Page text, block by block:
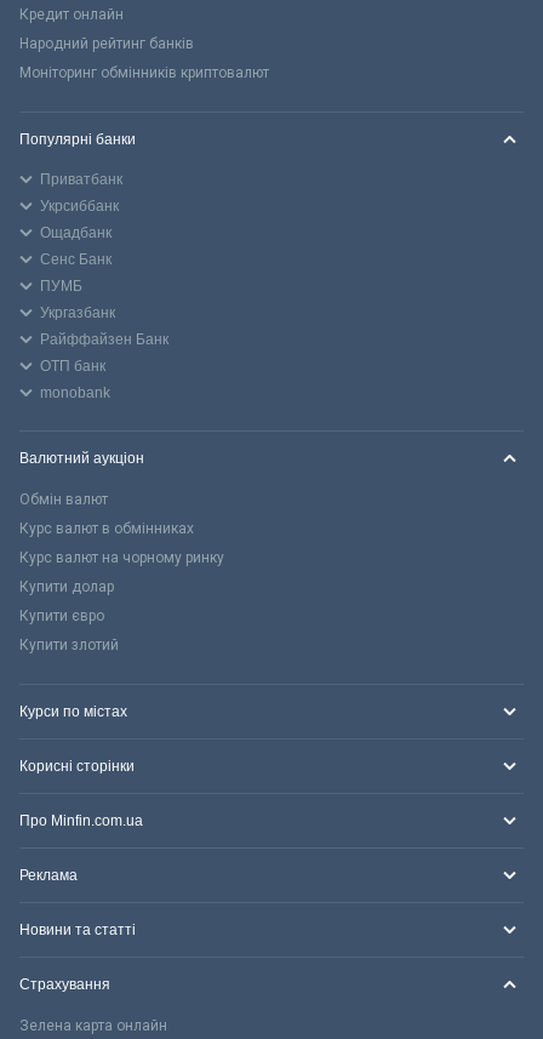
Кредит онлайн
Народний рейтинг банків
Моніторинг обмінників криптовалют
Популярні банки
Приватбанк
Укрсиббанк
Ощадбанк
Сенс Банк
ПУМБ
Укргазбанк
Райффайзен Банк
ОТП банк
monobank
Валютний аукціон
Обмін валют
Курс валют в обмінниках
Курс валют на чорному ринку
Купити долар
Купити євро
Купити злотий
Курси по містах
Корисні сторінки
Про Minfin.com.ua
Реклама
Новини та статті
Страхування
Зелена карта онлайн